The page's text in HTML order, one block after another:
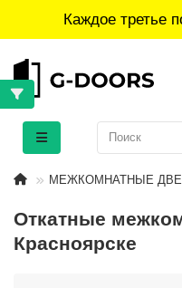
Каждое третье
МЕЖКОМНАТНЫЕ
Откатные
Красноярске